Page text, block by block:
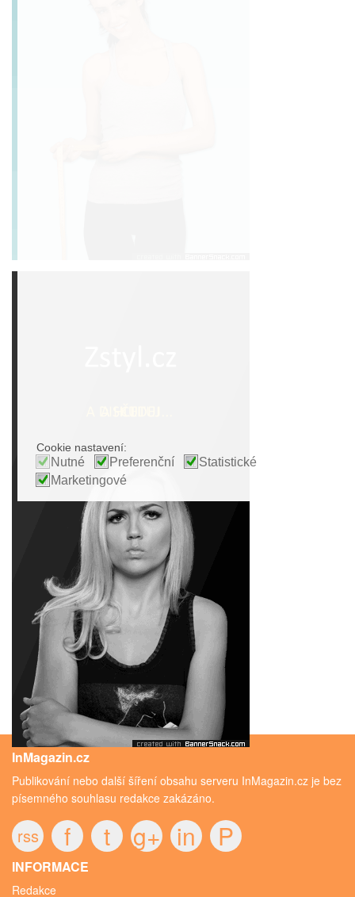
InMagazin.cz
Publikování nebo další šíření obsahu serveru InMagazin.cz je bez
písemného souhlasu redakce zakázáno.
rss f t g+ in P
INFORMACE
Redakce
Cookie nastavení:
Nutné Preferenční
Statistické
Marketingové